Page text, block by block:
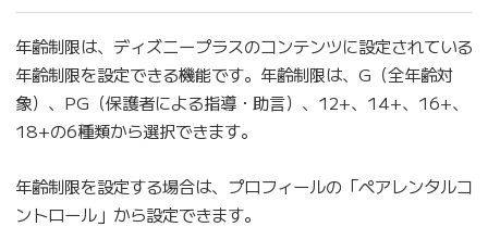
年齢制限は、ディズニープラスのコンテンツに設定されている
年齢制限を設定できる機能です。年齢制限は、G（全年齢対
象）、PG（保護者による指導・助言）、12+、14+、16+、
18+の6種類から選択できます。
年齢制限を設定する場合は、プロフィールの「ペアレンタルコ
ントロール」から設定できます。